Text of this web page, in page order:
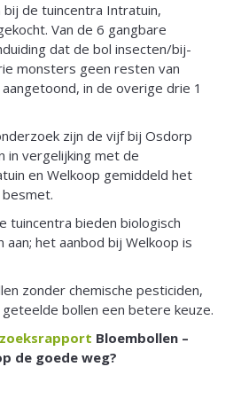
de tuincentra Intratuin,
Van de 6 gangbare
dat de bol insecten/bij-
monsters geen resten van
in de overige drie 1
zijn de vijf bij Osdorp
in vergelijking met de
en Welkoop gemiddeld het
tuincentra bieden biologisch
het aanbod bij Welkoop is
zonder chemische pesticiden,
bollen een betere keuze.
Bloembollen –
de goede weg?